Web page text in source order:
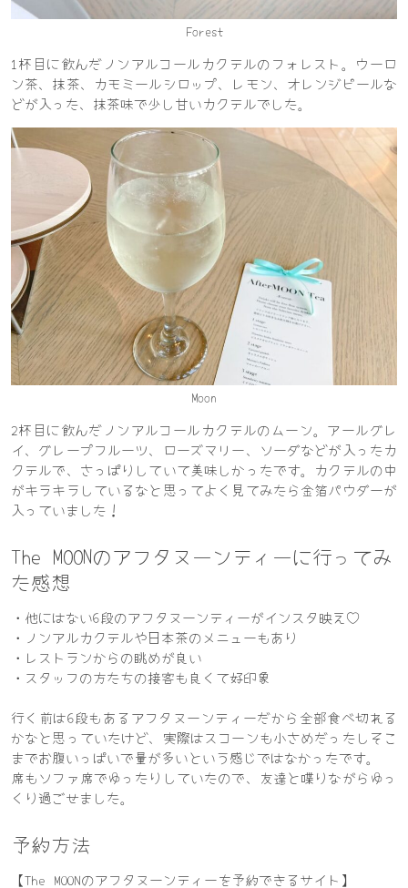
Forest
1杯目に飲んだノンアルコールカクテルのフォレスト。ウーロ
ン茶、抹茶、カモミールシロップ、レモン、オレンジピールな
どが入った、抹茶味で少し甘いカクテルでした。
Moon
2杯目に飲んだノンアルコールカクテルのムーン。アールグレ
イ、グレープフルーツ、ローズマリー、ソーダなどが入ったカ
クテルで、さっぱりしていて美味しかったです。カクテルの中
がキラキラしているなと思ってよく見てみたら金箔パウダーが
入っていました！
The MOONのアフタヌーンティーに行ってみ
た感想
・他にはない6段のアフタヌーンティーがインスタ映え♡
・ノンアルカクテルや日本茶のメニューもあり
・レストランからの眺めが良い
・スタッフの方たちの接客も良くて好印象
行く前は6段もあるアフタヌーンティーだから全部食べ切れる
かなと思っていたけど、実際はスコーンも小さめだったしそこ
までお腹いっぱいで量が多いという感じではなかったです。
席もソファ席でゆったりしていたので、友達と喋りながらゆっ
くり過ごせました。
予約方法
【The MOONのアフタヌーンティーを予約できるサイト】